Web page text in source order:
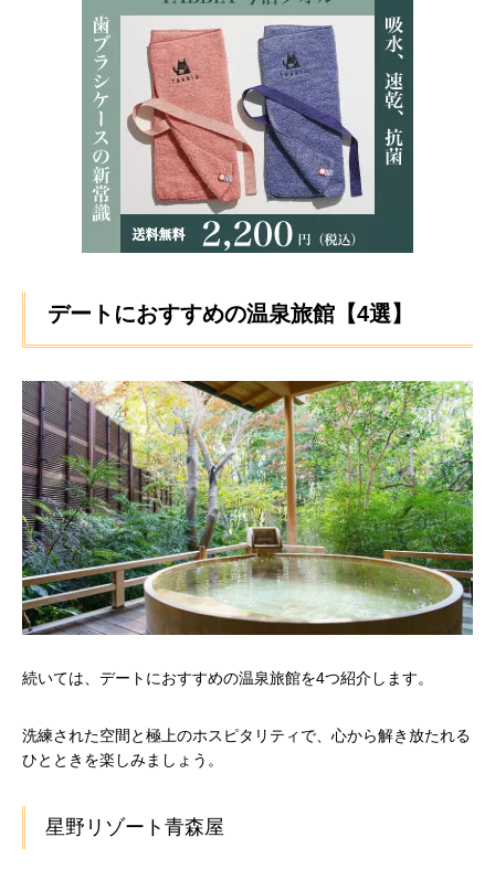
デートにおすすめの温泉旅館【4選】
続いては、デートにおすすめの温泉旅館を4つ紹介します。
洗練された空間と極上のホスピタリティで、心から解き放たれる
ひとときを楽しみましょう。
星野リゾート青森屋